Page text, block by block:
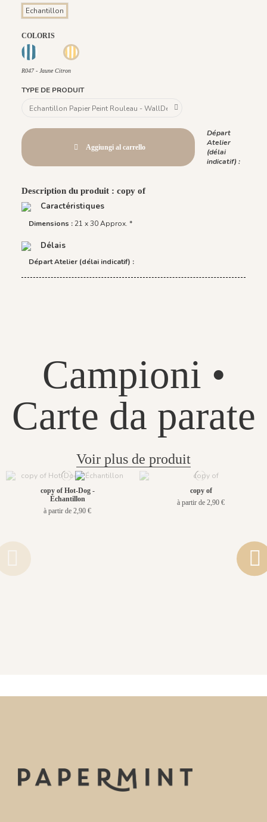
Echantillon
COLORIS
R049 - Bleu Lagon
R050 - Bleu Nuage
R047 - Jaune Citron
R047 - Jaune Citron
TYPE DE PRODUIT
Aggiungi al carrello
Départ
Atelier
(délai
indicatif) :
Description du produit : copy of
Caractéristiques
Dimensions :21 x 30 Approx. *
Délais
Départ Atelier (délai indicatif) :
Campioni •
Carte da parate
Voir plus de produit
copy of Hot-Dog -
Échantillon
à partir de 2,90 €
copy of
à partir de 2,90 €